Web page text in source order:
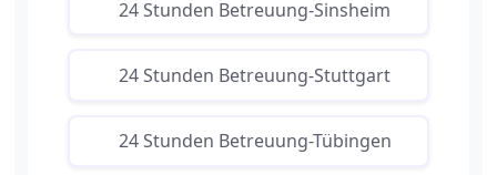
24 Stunden Betreuung-Sinsheim
24 Stunden Betreuung-Stuttgart
24 Stunden Betreuung-Tübingen